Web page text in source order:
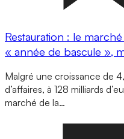
Restauration : le
« année de bascule »,
Malgré une croissance de
d’affaires, à 128 milliards
marché de la…